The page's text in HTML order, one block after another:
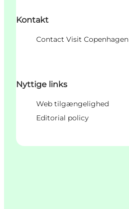
Kontakt
Contact Visit Copenhagen
Nyttige links
Web tilgængelighed
Editorial policy